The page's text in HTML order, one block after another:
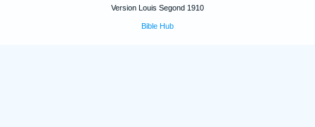
Version Louis Segond 1910
Bible Hub